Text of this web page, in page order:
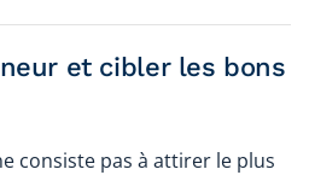
et cibler les bons
consiste pas à attirer le plus